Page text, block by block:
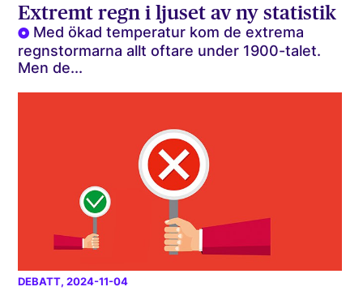
Extremt regn i ljuset av ny statistik
Med ökad temperatur kom de extrema
regnstormarna allt oftare under 1900-talet.
Men de...
DEBATT, 2024-11-04